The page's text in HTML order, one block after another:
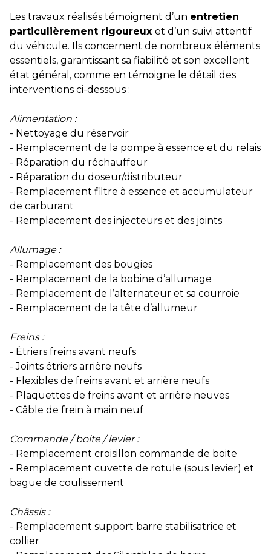
Les travaux réalisés témoignent d’un entretien
particulièrement rigoureux et d’un suivi attentif
du véhicule. Ils concernent de nombreux éléments
essentiels, garantissant sa fiabilité et son excellent
état général, comme en témoigne le détail des
interventions ci-dessous :
Alimentation :
- Nettoyage du réservoir
- Remplacement de la pompe à essence et du relais
- Réparation du réchauffeur
- Réparation du doseur/distributeur
- Remplacement filtre à essence et accumulateur
de carburant
- Remplacement des injecteurs et des joints
Allumage :
- Remplacement des bougies
- Remplacement de la bobine d’allumage
- Remplacement de l’alternateur et sa courroie
- Remplacement de la tête d’allumeur
Freins :
- Étriers freins avant neufs
- Joints étriers arrière neufs
- Flexibles de freins avant et arrière neufs
- Plaquettes de freins avant et arrière neuves
- Câble de frein à main neuf
Commande / boite / levier :
- Remplacement croisillon commande de boite
- Remplacement cuvette de rotule (sous levier) et
bague de coulissement
Châssis :
- Remplacement support barre stabilisatrice et
collier